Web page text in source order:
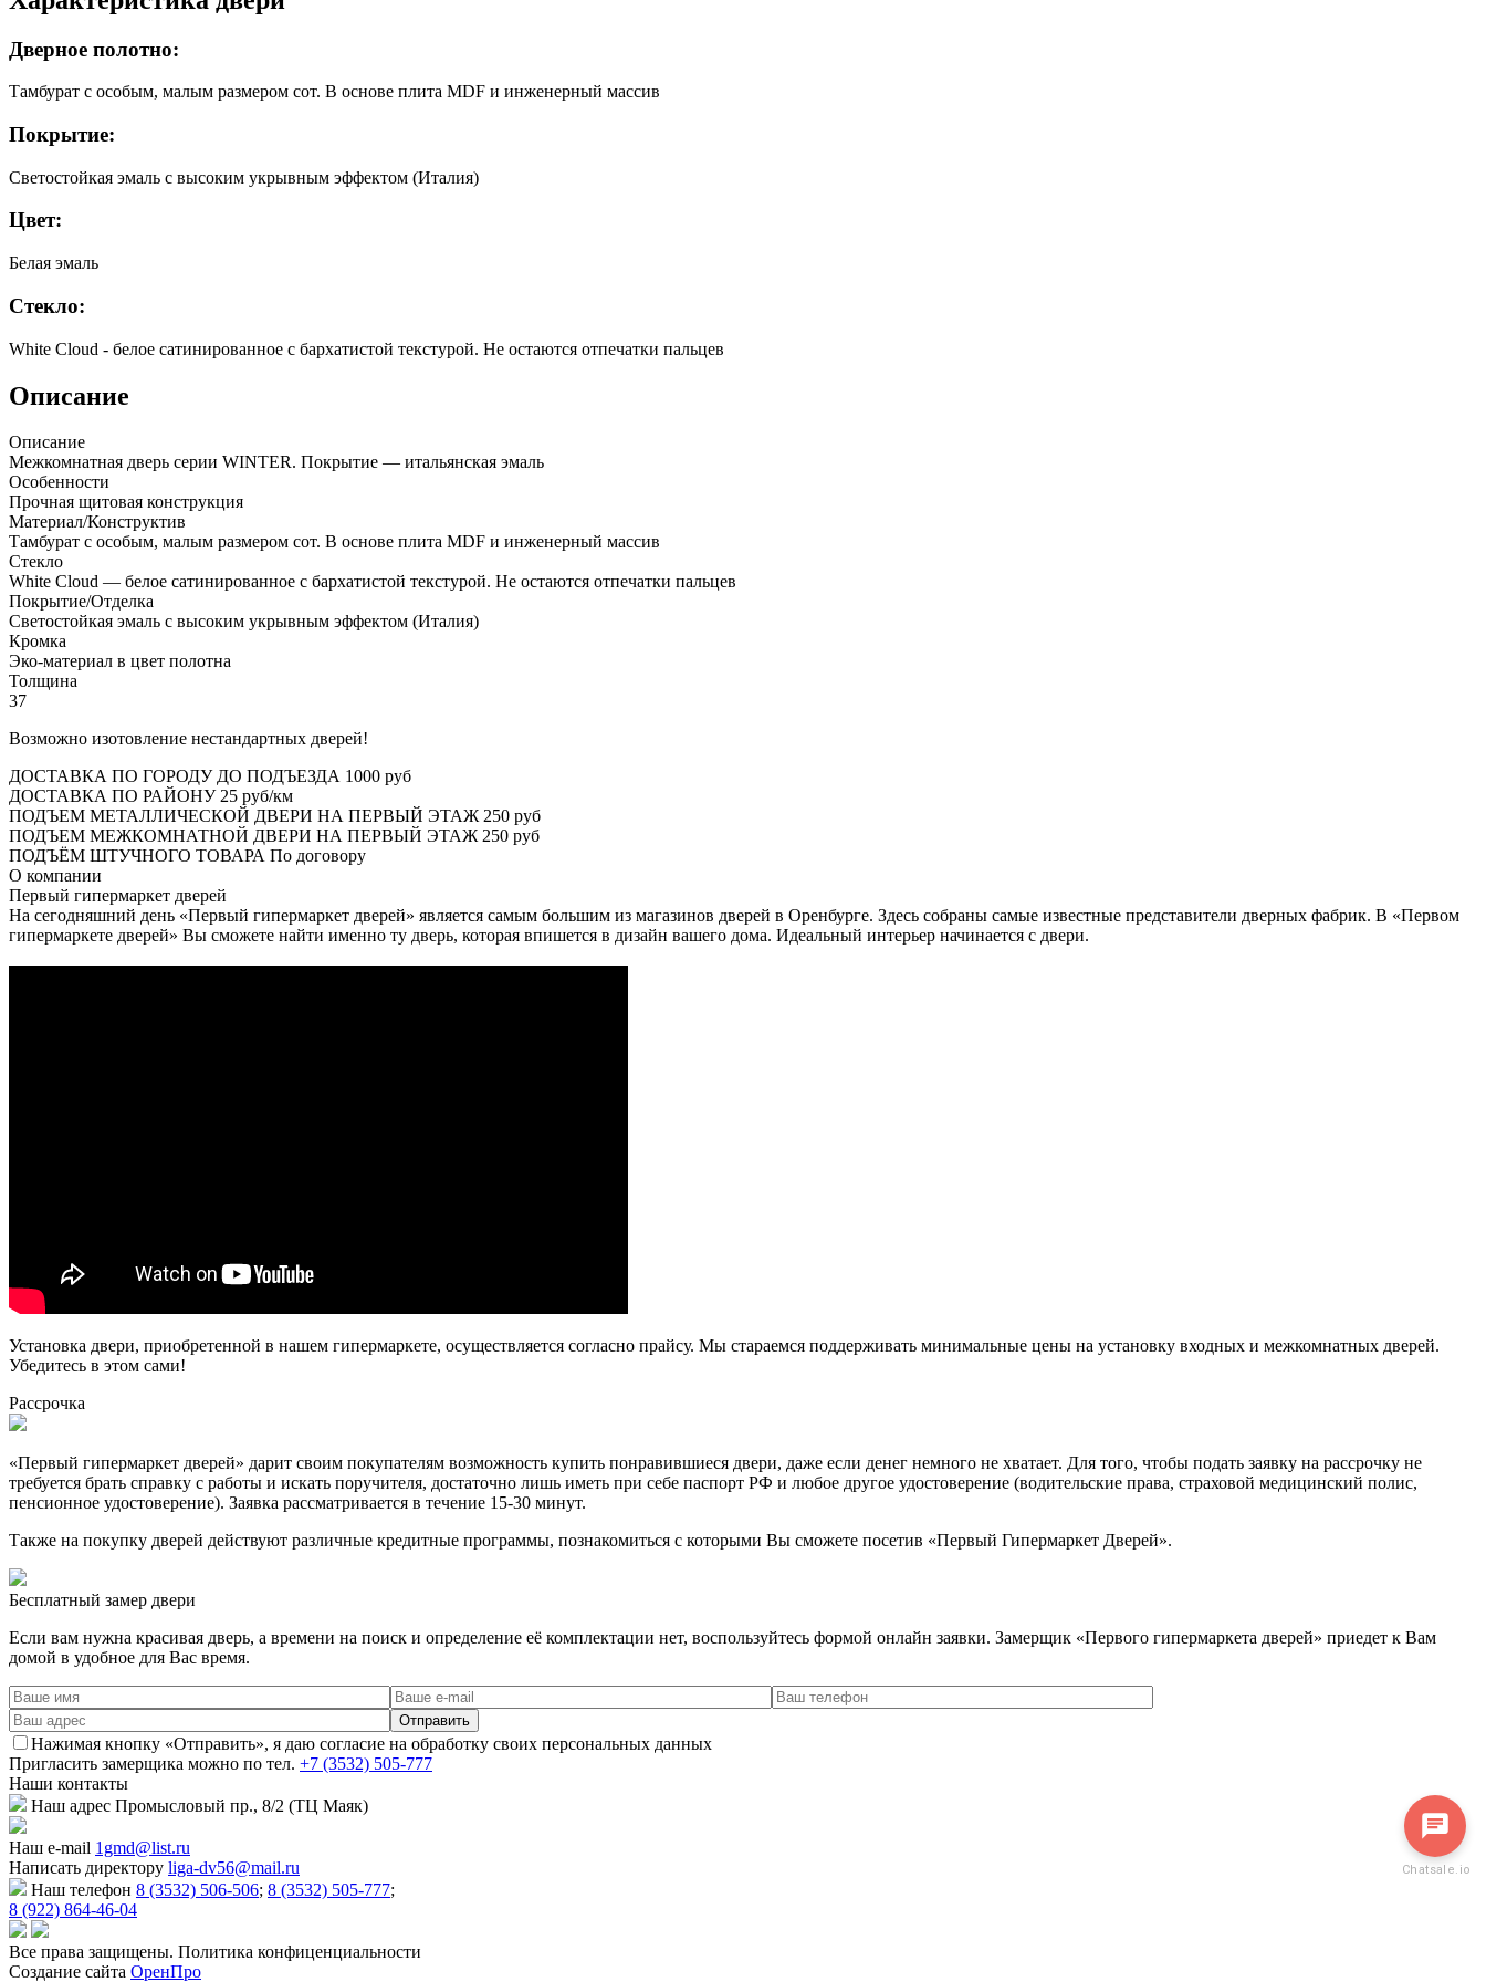
Дверное полотно:
Тамбурат с особым, малым размером сот. В основе плита MDF и инженерный массив
Покрытие:
Светостойкая эмаль с высоким укрывным эффектом (Италия)
Цвет:
Белая эмаль
Стекло:
White Cloud - белое сатинированное с бархатистой текстурой. Не остаются отпечатки пальцев
Описание
Описание
Межкомнатная дверь серии WINTER. Покрытие — итальянская эмаль
Особенности
Прочная щитовая конструкция
Материал/Конструктив
Тамбурат с особым, малым размером сот. В основе плита MDF и инженерный массив
Стекло
White Cloud — белое сатинированное с бархатистой текстурой. Не остаются отпечатки пальцев
Покрытие/Отделка
Светостойкая эмаль с высоким укрывным эффектом (Италия)
Кромка
Эко-материал в цвет полотна
Толщина
37
Возможно изотовление нестандартных дверей!
ДОСТАВКА ПО ГОРОДУ ДО ПОДЪЕЗДА 1000 руб
ДОСТАВКА ПО РАЙОНУ25 руб/км
ПОДЪЕМ МЕТАЛЛИЧЕСКОЙ ДВЕРИ НА ПЕРВЫЙ ЭТАЖ250 руб
ПОДЪЕМ МЕЖКОМНАТНОЙ ДВЕРИ НА ПЕРВЫЙ ЭТАЖ250 руб
ПОДЪЁМ ШТУЧНОГО ТОВАРА По договору
О компании
Первый гипермаркет дверей
На сегодняшний день «Первый гипермаркет дверей» является самым большим из магазинов дверей в Оренбурге. Здесь собраны самые известные представители дверных фабрик. В «Первом
гипермаркете дверей» Вы сможете найти именно ту дверь, которая впишется в дизайн вашего дома. Идеальный интерьер начинается с двери.
Установка двери, приобретенной в нашем гипермаркете, осуществляется согласно прайсу. Мы стараемся поддерживать минимальные цены на установку входных и межкомнатных дверей.
Убедитесь в этом сами!
Рассрочка
«Первый гипермаркет дверей» дарит своим покупателям возможность купить понравившиеся двери, даже если денег немного не хватает. Для того, чтобы подать заявку на рассрочку не
требуется брать справку с работы и искать поручителя, достаточно лишь иметь при себе паспорт РФ и любое другое удостоверение (водительские права, страховой медицинский полис,
пенсионное удостоверение). Заявка рассматривается в течение 15-30 минут.
Также на покупку дверей действуют различные кредитные программы, познакомиться с которыми Вы сможете посетив «Первый Гипермаркет Дверей».
Бесплатный замер двери
Если вам нужна красивая дверь, а времени на поиск и определение её комплектации нет, воспользуйтесь формой онлайн заявки. Замерщик «Первого гипермаркета дверей» приедет к Вам
домой в удобное для Вас время.
Нажимая кнопку «Отправить», я даю согласие на обработку своих персональных данных
Пригласить замерщика можно по тел. +7 (3532) 505-777
Наши контакты
Наш адрес Промысловый пр., 8/2 (ТЦ Маяк)
Наш e-mail 1gmd@list.ru
Написать директору liga-dv56@mail.ru
Наш телефон 8 (3532) 506-506; 8 (3532) 505-777;
8 (922) 864-46-04
Все права защищены. Политика конфиценциальности
Создание сайта ОренПро
Chatsale.io